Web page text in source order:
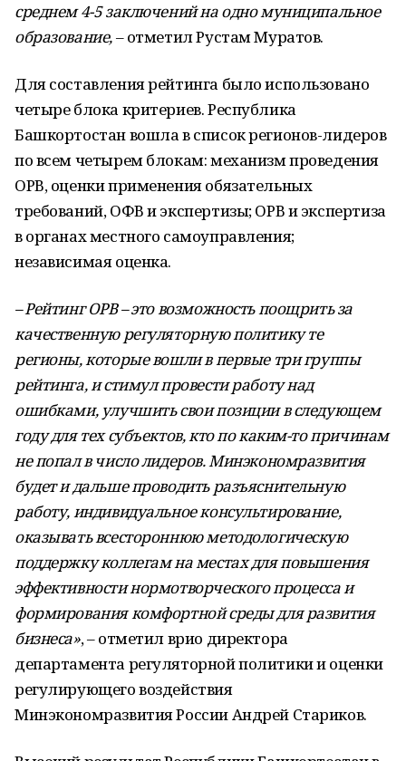
среднем 4-5 заключений на одно муниципальное
образование,– отметил Рустам Муратов.
Для составления рейтинга было использовано
четыре блока критериев. Республика
Башкортостан вошла в список регионов-лидеров
по всем четырем блокам: механизм проведения
ОРВ, оценки применения обязательных
требований, ОФВ и экспертизы; ОРВ и экспертиза
в органах местного самоуправления;
независимая оценка.
– Рейтинг ОРВ – это возможность поощрить за
качественную регуляторную политику те
регионы, которые вошли в первые три группы
рейтинга, и стимул провести работу над
ошибками, улучшить свои позиции в следующем
году для тех субъектов, кто по каким-то причинам
не попал в число лидеров. Минэкономразвития
будет и дальше проводить разъяснительную
работу, индивидуальное консультирование,
оказывать всестороннюю методологическую
поддержку коллегам на местах для повышения
эффективности нормотворческого процесса и
формирования комфортной среды для развития
бизнеса», – отметил врио директора
департамента регуляторной политики и оценки
регулирующего воздействия
Минэкономразвития России Андрей Стариков.